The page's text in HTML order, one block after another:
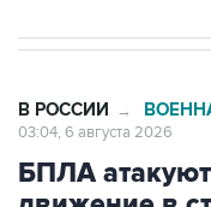
В РОССИИ →
03:04, 6 августа 2026
БПЛА